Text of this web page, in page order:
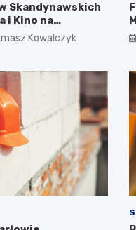
Skandynawskich
i Kino na
Kowalczyk